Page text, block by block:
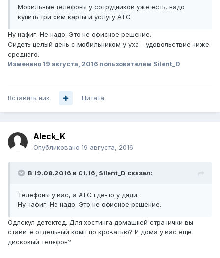
Мобильные телефоны у сотрудников уже есть, надо
купить три сим карты и услугу АТС
Ну нафиг. Не надо. Это не офисное решение.
Сидеть целый день с мобильником у уха - удовольствие ниже
среднего.
Изменено 19 августа, 2016 пользователем Silent_D
Вставить ник Цитата
Aleck_K
Опубликовано 19 августа, 2016
В 19.08.2016 в 01:16, Silent_D сказал:
Телефоны у вас, а АТС где-то у дяди.
Ну нафиг. Не надо. Это не офисное решение.
Одлскул детектед. Для хостинга домашней странички вы
ставите отдельный комп по кроватью? И дома у вас еще
дисковый телефон?